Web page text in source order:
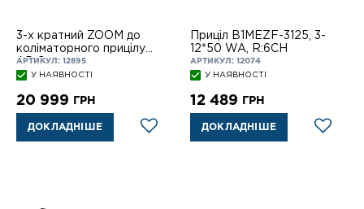
3-х кратний ZOOM до
коліматорного прицілу
АР Comp
АРТИКУЛ: 12895
У НАЯВНОСТІ
20 999 ГРН
ДОКЛАДНІШЕ
Приціл B1MEZF-3125, 3-
12*50 WA, R:6СН
АРТИКУЛ: 12074
У НАЯВНОСТІ
12 489 ГРН
ДОКЛАДНІШЕ